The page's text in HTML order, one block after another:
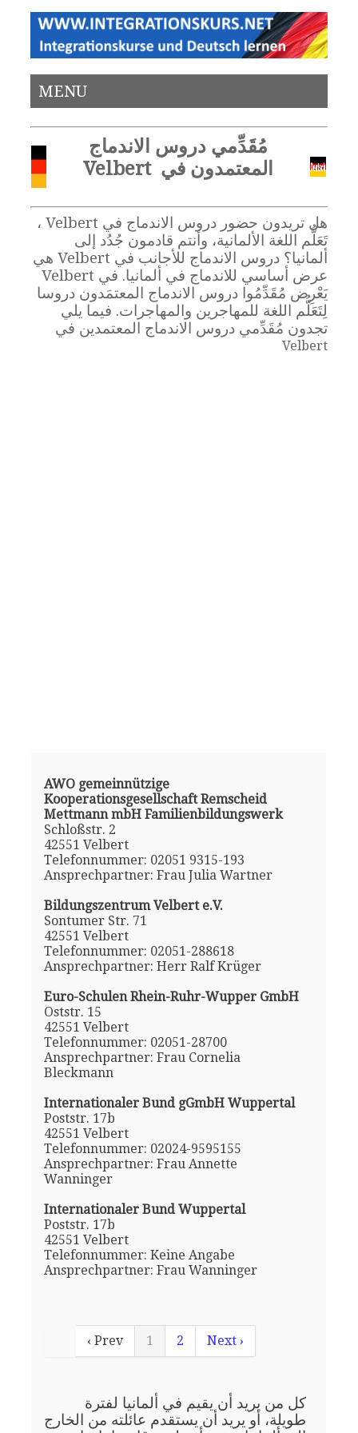
MENU
مُقَدِّمي دروس الاندماج
المعتمدون في Velbert
هل تريدون حضور دروس الاندماج في Velbert ،
تَعَلُّم اللغة الألمانية، وأنتم قادمون جُدُد إلى
ألمانيا؟ دروس الاندماج للأجانب في Velbert هي
عرض أساسي للاندماج في ألمانيا. في Velbert
يَعْرِض مُقَدِّمُوا دروس الاندماج المعتمَدون دروسا
لِتَعَلُّم اللغة للمهاجرين والمهاجرات. فيما يلي
تجدون مُقَدِّمي دروس الاندماج المعتمدين في
Velbert
AWO gemeinnützige
Kooperationsgesellschaft Remscheid
Mettmann mbH Familienbildungswerk
Schloßstr. 2
42551 Velbert
Telefonnummer: 02051 9315-193
Ansprechpartner: Frau Julia Wartner
Bildungszentrum Velbert e.V.
Sontumer Str. 71
42551 Velbert
Telefonnummer: 02051-288618
Ansprechpartner: Herr Ralf Krüger
Euro-Schulen Rhein-Ruhr-Wupper GmbH
Oststr. 15
42551 Velbert
Telefonnummer: 02051-28700
Ansprechpartner: Frau Cornelia
Bleckmann
Internationaler Bund gGmbH Wuppertal
Poststr. 17b
42551 Velbert
Telefonnummer: 02024-9595155
Ansprechpartner: Frau Annette
Wanninger
Internationaler Bund Wuppertal
Poststr. 17b
42551 Velbert
Telefonnummer: Keine Angabe
Ansprechpartner: Frau Wanninger
‹ Prev 1 2 Next ›
كل من يريد أن يقيم في ألمانيا لفترة
طويلة، أو يريد أن يستقدم عائلته من الخارج